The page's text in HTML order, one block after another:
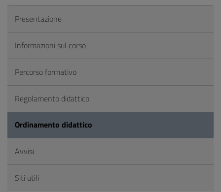
Presentazione
Informazioni sul corso
Percorso formativo
Regolamento didattico
Ordinamento didattico
Avvisi
Siti utili